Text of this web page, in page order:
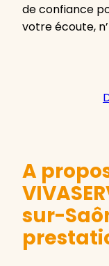
de confiance
votre écoute,
A
sur-